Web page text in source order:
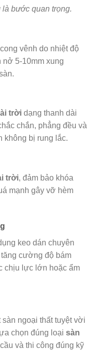
bước quan trọng.
vênh do nhiệt độ
nở 5-10mm xung
trời dạng thanh dài
chắn, phẳng đều và
không bị rung lắc.
trời, đảm bảo khóa
mạnh gây vỡ hèm
keo dán chuyên
cường độ bám
chịu lực lớn hoặc ẩm
sàn ngoại thất tuyệt vời
chọn đúng loại sàn
và thi công đúng kỹ